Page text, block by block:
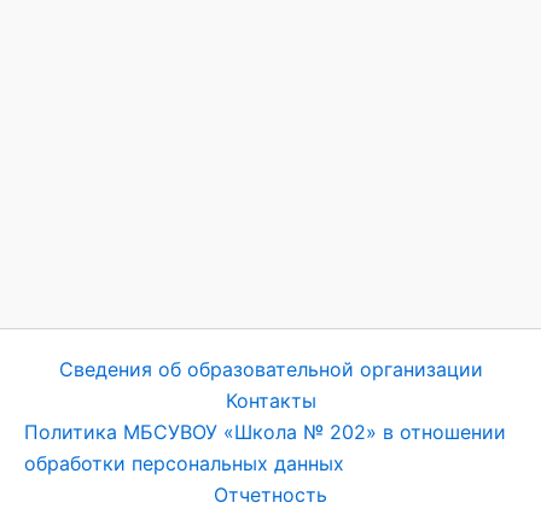
Сведения об образовательной организации
Контакты
Политика МБСУВОУ «Школа № 202» в отношении
обработки персональных данных
Отчетность